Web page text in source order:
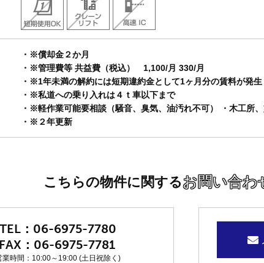
・※償却金２か月
・※管理費等 共益費（税込） 1,100/月 330/月
・※1年未満の解約には短期違約金として1ヶ月分の賃料が発生
・※私道への乗り入れは４ｔ車以下まで
・※軽作業可能要相談（騒音、臭気、油汚れ不可） ・木工所
・※２年更新
こちらの物件に関するお問い合わ
06-6975-7780
06-6975-7781
業時間：10:00～19:00 (土日祝除く)